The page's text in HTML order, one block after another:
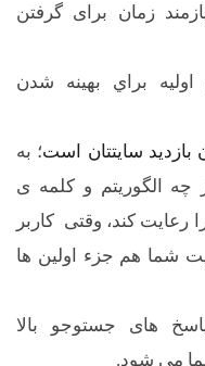
زمان برای گرفتن
براي بهينه شدن
بازدید سایتتان است؛ به
چه الگوریتم و کلمه ی
رعایت کند، وقتی کاربر
شما هم جزء اولین ها
های جستوجو بالا
می شود.